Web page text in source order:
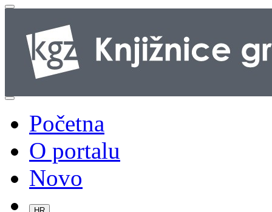
Početna
O portalu
Novo